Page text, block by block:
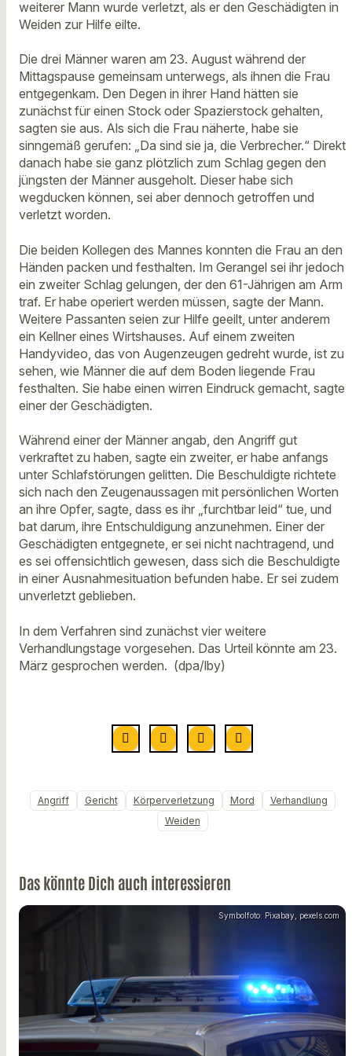
weiterer Mann wurde verletzt, als er den Geschädigten in
Weiden zur Hilfe eilte.
Die drei Männer waren am 23. August während der
Mittagspause gemeinsam unterwegs, als ihnen die Frau
entgegenkam. Den Degen in ihrer Hand hätten sie
zunächst für einen Stock oder Spazierstock gehalten,
sagten sie aus. Als sich die Frau näherte, habe sie
sinngemäß gerufen: „Da sind sie ja, die Verbrecher.“ Direkt
danach habe sie ganz plötzlich zum Schlag gegen den
jüngsten der Männer ausgeholt. Dieser habe sich
wegducken können, sei aber dennoch getroffen und
verletzt worden.
Die beiden Kollegen des Mannes konnten die Frau an den
Händen packen und festhalten. Im Gerangel sei ihr jedoch
ein zweiter Schlag gelungen, der den 61-Jährigen am Arm
traf. Er habe operiert werden müssen, sagte der Mann.
Weitere Passanten seien zur Hilfe geeilt, unter anderem
ein Kellner eines Wirtshauses. Auf einem zweiten
Handyvideo, das von Augenzeugen gedreht wurde, ist zu
sehen, wie Männer die auf dem Boden liegende Frau
festhalten. Sie habe einen wirren Eindruck gemacht, sagte
einer der Geschädigten.
Während einer der Männer angab, den Angriff gut
verkraftet zu haben, sagte ein zweiter, er habe anfangs
unter Schlafstörungen gelitten. Die Beschuldigte richtete
sich nach den Zeugenaussagen mit persönlichen Worten
an ihre Opfer, sagte, dass es ihr „furchtbar leid“ tue, und
bat darum, ihre Entschuldigung anzunehmen. Einer der
Geschädigten entgegnete, er sei nicht nachtragend, und
es sei offensichtlich gewesen, dass sich die Beschuldigte
in einer Ausnahmesituation befunden habe. Er sei zudem
unverletzt geblieben.
In dem Verfahren sind zunächst vier weitere
Verhandlungstage vorgesehen. Das Urteil könnte am 23.
März gesprochen werden. (dpa/lby)
Angriff Gericht Körperverletzung Mord
Verhandlung
Weiden
Das könnte Dich auch interessieren
Symbolfoto: Pixabay, pexels.com